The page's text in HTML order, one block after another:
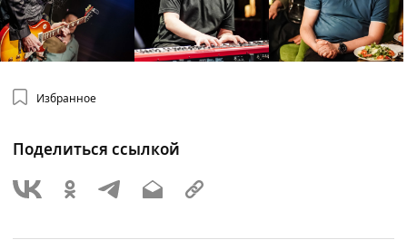
Избранное
Поделиться ссылкой